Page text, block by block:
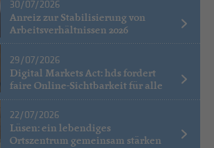
30/07/2026
Anreiz zur Stabilisierung von
Arbeitsverhältnissen 2026
29/07/2026
Digital Markets Act: hds fordert
faire Online-Sichtbarkeit für alle
22/07/2026
Lüsen: ein lebendiges
Ortszentrum gemeinsam stärken